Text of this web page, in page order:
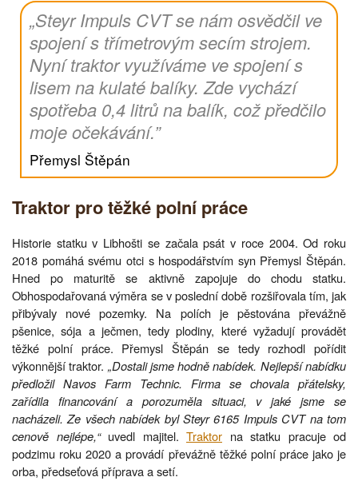
„Steyr Impuls CVT se nám osvědčil ve
spojení s třímetrovým secím strojem.
Nyní traktor využíváme ve spojení s
lisem na kulaté balíky. Zde vychází
spotřeba 0,4 litrů na balík, což předčilo
moje očekávání.”
Přemysl Štěpán
Traktor pro těžké polní práce
Historie statku v Libhošti se začala psát v roce 2004. Od roku
2018 pomáhá svému otci s hospodářstvím syn Přemysl Štěpán.
Hned po maturitě se aktivně zapojuje do chodu statku.
Obhospodařovaná výměra se v poslední době rozšiřovala tím, jak
přibývaly nové pozemky. Na polích je pěstována převážně
pšenice, sója a ječmen, tedy plodiny, které vyžadují provádět
těžké polní práce. Přemysl Štěpán se tedy rozhodl pořídit
výkonnější traktor. „Dostali jsme hodně nabídek. Nejlepší nabídku
předložil Navos Farm Technic. Firma se chovala přátelsky,
zařídila financování a porozuměla situaci, v jaké jsme se
nacházeli. Ze všech nabídek byl Steyr 6165 Impuls CVT na tom
cenově nejlépe,“uvedl majitel. Traktor na statku pracuje od
podzimu roku 2020 a provádí převážně těžké polní práce jako je
orba, předseťová příprava a setí.